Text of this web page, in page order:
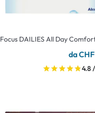
Focus DAILIES All Day
da
4.8